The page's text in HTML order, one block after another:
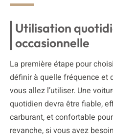
Utilisation
occasionnelle
La première étape pour
définir à quelle fréquence et
vous allez l’utiliser. Une
quotidien devra être fiable,
carburant, et confortable
revanche, si vous avez